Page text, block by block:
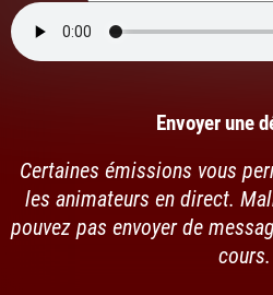
Envoyer une
Certaines émissions vous
les animateurs en direct.
pouvez pas envoyer de
cours.